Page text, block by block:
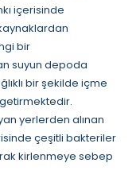
içerisinde
bir
suyun depoda
bir şekilde içme
getirmektedir.
yerlerden alınan
çeşitli bakteriler
kirlenmeye sebep